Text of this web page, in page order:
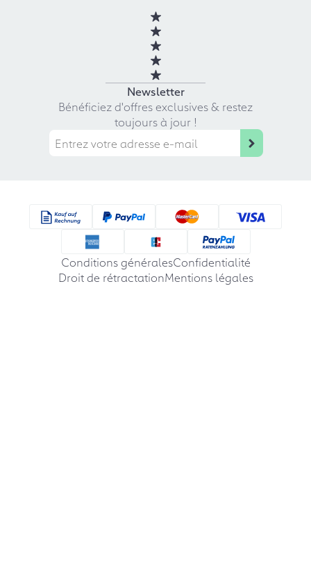
Newsletter
Bénéficiez d'offres exclusives & restez
toujours à jour !
Conditions généralesConfidentialité
Droit de rétractationMentions légales